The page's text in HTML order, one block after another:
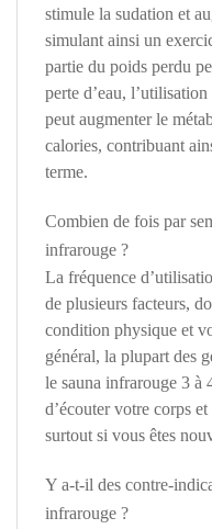
stimule la sudation et
simulant ainsi un
partie du poids perdu
perte d’eau,
peut augmenter le
calories, contribuant
terme.
Combien de fois par
infrarouge ?
La fréquence
de plusieurs facteurs,
condition physique et
général, la plupart des
le sauna infrarouge 3 à
d’écouter votre corps
surtout si vous êtes
Y a-t-il des contre-
infrarouge ?